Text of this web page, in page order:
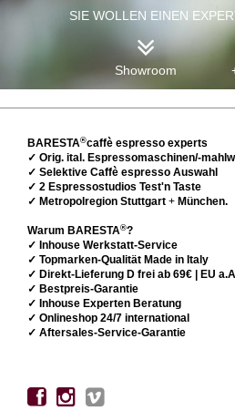
SIE WOLLEN EINEN
Showroom
BARESTA®caffè espresso experts
✓ Orig. ital. Espressomaschinen/-
✓ Selektive Caffè espresso Auswahl
✓ 2 Espressostudios Test'n Taste
✓ Metropolregion Stuttgart + München.
Warum BARESTA®?
✓ Inhouse Werkstatt-Service
✓ Topmarken-Qualität Made in Italy
✓ Direkt-Lieferung D frei ab 69€ | EU
✓ Bestpreis-Garantie
✓ Inhouse Experten Beratung
✓ Onlineshop 24/7 international
✓ Aftersales-Service-Garantie